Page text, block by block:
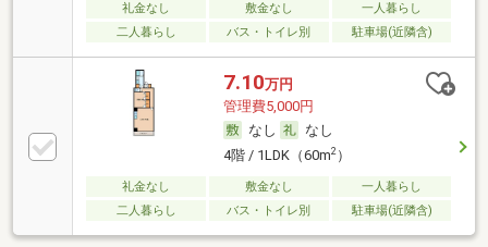
礼金なし 敷金なし
一人暮らし
二人暮らし
バス・トイレ別 駐車場(近隣含)
7.10万円
管理費5,000円
なし
なし
4階 / 1LDK（60m2）
礼金なし 敷金なし
一人暮らし
二人暮らし
バス・トイレ別 駐車場(近隣含)